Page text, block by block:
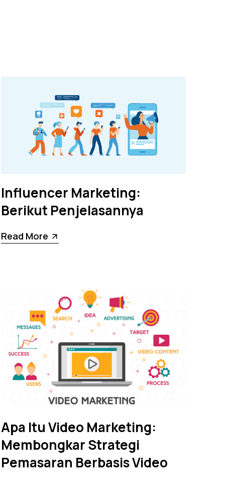
Influencer Marketing:
Berikut Penjelasannya
Read More
Apa Itu Video Marketing:
Membongkar Strategi
Pemasaran Berbasis Video